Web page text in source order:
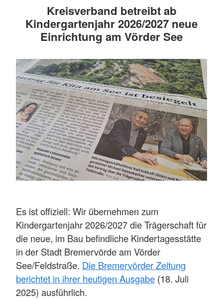
Kreisverband betreibt ab
Kindergartenjahr 2026/2027 neue
Einrichtung am Vörder See
Es ist offiziell: Wir übernehmen zum
Kindergartenjahr 2026/2027 die Trägerschaft für
die neue, im Bau befindliche Kindertagesstätte
in der Stadt Bremervörde am Vörder
See/Feldstraße. Die Bremervörder Zeitung
berichtet in ihrer heutigen Ausgabe (18. Juli
2025) ausführlich.